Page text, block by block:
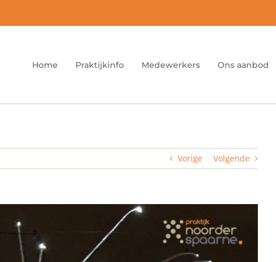
Home Praktijkinfo Medewerkers Ons aanbod
Vorige Volgende